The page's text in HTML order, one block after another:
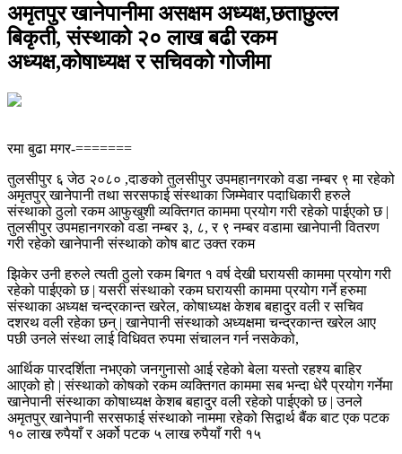
अमृतपुर खानेपानीमा असक्षम अध्यक्ष,छताछुल्ल
बिकृती, संस्थाको २० लाख बढी रकम
अध्यक्ष,कोषाध्यक्ष र सचिवको गोजीमा
रमा बुढा मगर-=======
तुलसीपुर ६ जेठ २०८० ,दाङको तुलसीपुर उपमहानगरको वडा नम्बर ९ मा रहेको
अमृतपुर् खानेपानी तथा सरसफाई संस्थाका जिम्मेवार पदाधिकारी हरुले
संस्थाको ठुलो रकम आफुखुशी व्यक्तिगत काममा प्रयोग गरी रहेको पाईएको छ |
तुलसीपुर उपमहानगरको वडा नम्बर ३, ८, र ९ नम्बर वडामा खानेपानी वितरण
गरी रहेको खानेपानी संस्थाको कोष बाट उक्त रकम
झिकेर उनी हरुले त्यती ठुलो रकम बिगत १ वर्ष देखी घरायसी काममा प्रयोग गरी
रहेको पाईएको छ | यसरी संस्थाको रकम घरायसी काममा प्रयोग गर्ने हरुमा
संस्थाका अध्यक्ष चन्द्रकान्त खरेल, कोषाध्यक्ष केशब बहादुर वली र सचिव
दशरथ वली रहेका छन् | खानेपानी संस्थाको अध्यक्षमा चन्द्रकान्त खरेल आए
पछी उनले संस्था लाई विधिवत रुपमा संचालन गर्न नसकेको,
आर्थिक पारदर्शिता नभएको जनगुनासो आई रहेको बेला यस्तो रहश्य बाहिर
आएको हो | संस्थाको कोषको रकम व्यक्तिगत काममा सब भन्दा धेरै प्रयोग गर्नेमा
खानेपानी संस्थाका कोषाध्यक्ष केशब बहादुर वली रहेको पाईएको छ | उनले
अमृतपुर् खानेपानी सरसफाई संस्थाको नाममा रहेको सिद्वार्थ बैंक बाट एक पटक
१० लाख रुपैयाँ र अर्को पटक ५ लाख रुपैयाँ गरी १५